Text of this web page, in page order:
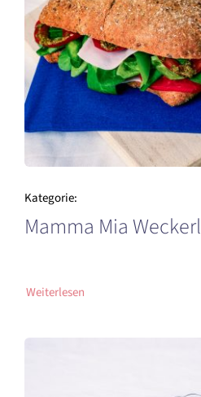
Kategorie:
Mamma Mia Weckerl
Weiterlesen